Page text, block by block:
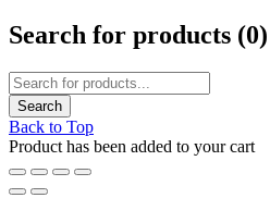
Search for products (0)
Back to Top
Product has been added to your cart